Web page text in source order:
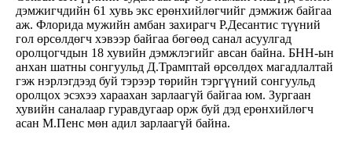
дэмжигчдийн 61 хувь экс ерөнхийлөгчийг дэмжиж байгаа
аж. Флорида мужийн амбан захирагч Р.Десантис түүний
гол өрсөлдөгч хэвээр байгаа бөгөөд санал асуулгад
оролцогчдын 18 хувийн дэмжлэгийг авсан байна. БНН-ын
анхан шатны сонгуульд Д.Трамптай өрсөлдөх магадлалтай
гэж нэрлэгдээд буй тэрээр төрийн тэргүүний сонгуульд
оролцох эсэхээ хараахан зарлаагүй байгаа юм. Зургаан
хувийн саналаар гуравдугаар орж буй дэд ерөнхийлөгч
асан М.Пенс мөн адил зарлаагүй байна.